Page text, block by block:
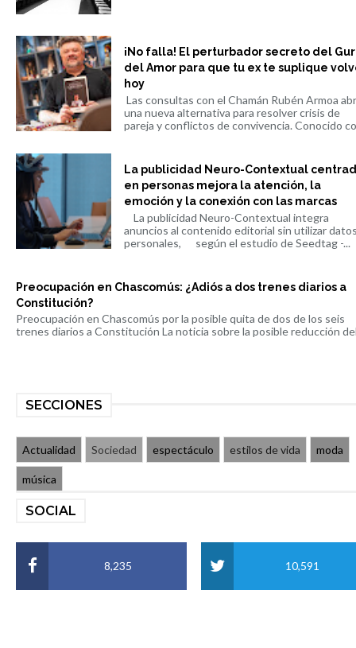
¡No falla! El perturbador secreto del
del Amor para que tu ex te suplique
hoy
Las consultas con el Chamán Rubén Armoa
una nueva alternativa para resolver crisis de
pareja y conflictos de convivencia. Conocido
La publicidad Neuro-Contextual
en personas mejora la atención, la
emoción y la conexión con las marcas
La publicidad Neuro-Contextual integra
anuncios al contenido editorial sin utilizar
personales, según el estudio de Seedtag -...
Preocupación en Chascomús: ¿Adiós a dos trenes diarios a
Constitución?
Preocupación en Chascomús por la posible quita de dos de los seis
trenes diarios a Constitución La noticia sobre la posible reducción
SECCIONES
Actualidad Sociedad espectáculo estilos de vida moda
música
SOCIAL
8,235 10,591